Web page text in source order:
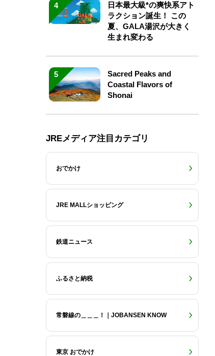
4
日本最大級*の爽快系アト
ラクション誕生！ この
夏、GALA湯沢が大きく
生まれ変わる
5
Sacred Peaks and
Coastal Flavors of
Shonai
JREメディア注目カテゴリ
おでかけ
JRE MALLショッピング
鉄道ニュース
ふるさと納税
常磐線の＿＿＿！｜JOBANSEN KNOW
東京 おでかけ